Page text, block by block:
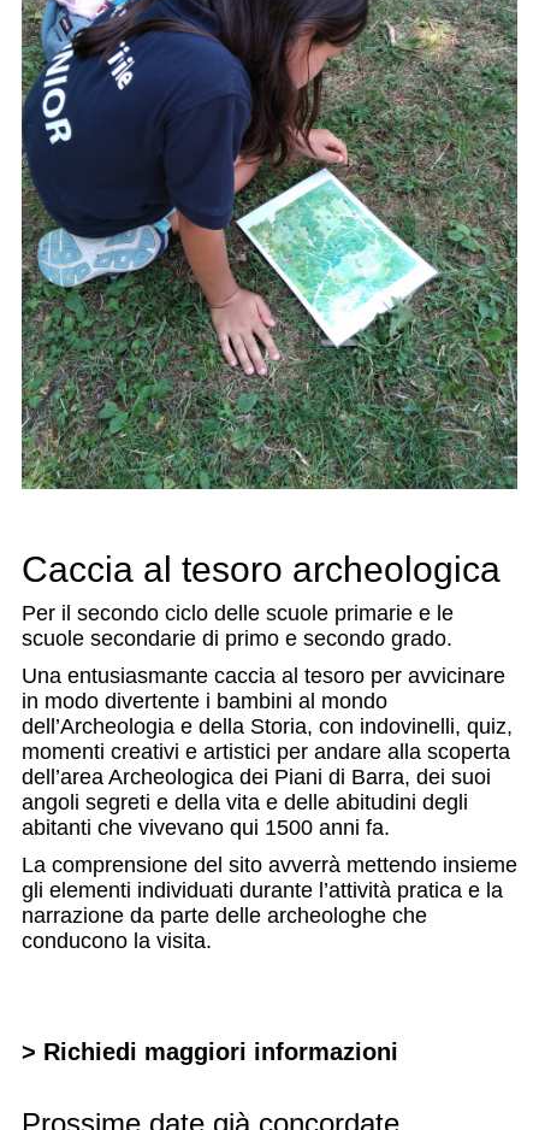
Caccia al tesoro archeologica
Per il secondo ciclo delle scuole primarie e le
scuole secondarie di primo e secondo grado.
Una entusiasmante caccia al tesoro per avvicinare
in modo divertente i bambini al mondo
dell’Archeologia e della Storia, con indovinelli, quiz,
momenti creativi e artistici per andare alla scoperta
dell’area Archeologica dei Piani di Barra, dei suoi
angoli segreti e della vita e delle abitudini degli
abitanti che vivevano qui 1500 anni fa.
La comprensione del sito avverrà mettendo insieme
gli elementi individuati durante l’attività pratica e la
narrazione da parte delle archeologhe che
conducono la visita.
> Richiedi maggiori informazioni